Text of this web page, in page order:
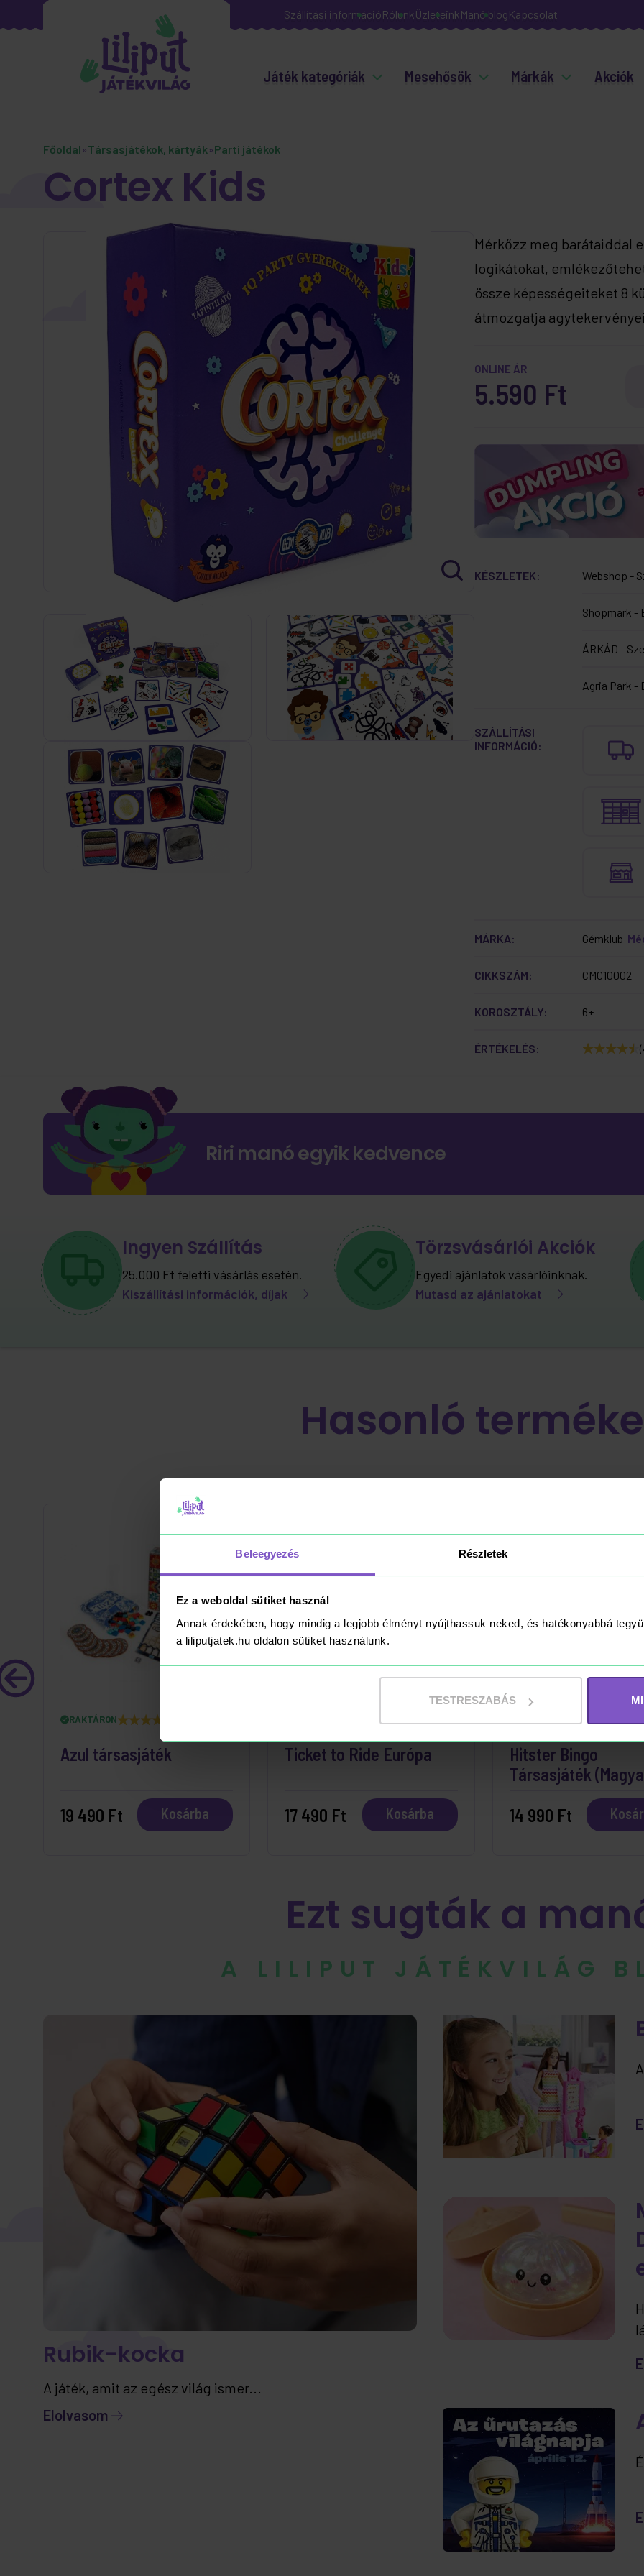
Beleegyezés Részletek
Ez a weboldal sütiket használ
Annak érdekében, hogy mindig a legjobb élményt nyújthassuk neked, és hatékonyabbá
a liliputjatek.hu oldalon sütiket használunk.
TESTRESZABÁS
Szállítási információRólunk Üzleteink Manó blogKapcsolat
Játék kategóriák Mesehősök Márkák Akciók
Főoldal»Társasjátékok, kártyák»Parti játékok
Cortex Kids
Mérkőzz meg barátaiddal
logikátokat,
össze képességeiteket 8
átmozgatja
ONLINE ÁR
5.590 Ft
KÉSZLETEK: Webshop -
Shopmark -
ÁRKÁD -
Agria Park -
SZÁLLÍTÁSI
INFORMÁCIÓ:
MÁRKA: Gémklub
CIKKSZÁM: CMC10002
KOROSZTÁLY: 6+
ÉRTÉKELÉS:
Riri manó egyik kedvence
Ingyen Szállítás
25.000 Ft feletti vásárlás esetén.
Kiszállítási információk, díjak
Törzsvásárlói Akciók
Egyedi ajánlatok vásárlóinknak.
Mutasd az ajánlatokat
Hasonló
RAKTÁRON
Azul társasjáték
19 490 Ft Kosárba
Ticket to Ride Európa
17 490 Ft Kosárba
Hitster Bingo
Társasjáték
14 990 Ft
Ezt sugták a
A LILIPUT JÁTÉKVILÁG
Rubik-kocka
A játék, amit az egész világ ismer...
Elolvasom